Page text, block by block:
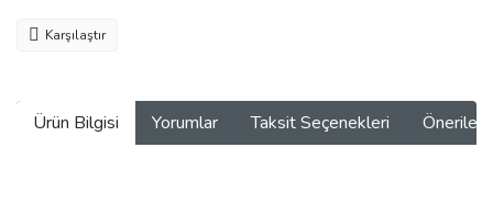
Karşılaştır
Ürün Bilgisi Yorumlar Taksit Seçenekleri